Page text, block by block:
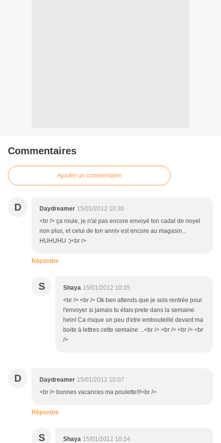
Commentaires
Ajouter un commentaire
D Daydreamer 15/01/2012 10:30
<br /> ça roule, je n'ai pas encore envoyé ton cadal de noyel
non plus, et celui de ton anniv est encore au magasin...
HUHUHU :)<br />
Répondre
S Shaya 15/01/2012 10:35
<br /> <br /> Ok ben attends que je sois rentrée pour
l'envoyer si jamais tu étais prete dans la semaine
hein! Ca risque un peu d'etre embouteillé devant ma
boite à lettres cette semaine ...<br /> <br /> <br /> <br
/>
D Daydreamer 15/01/2012 10:07
<br /> bonnes vacances ma poulette!!!<br />
Répondre
S Shaya 15/01/2012 10:24